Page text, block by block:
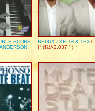
SCORE
REDUX / KEITH & TEX
円(税込2,037円)